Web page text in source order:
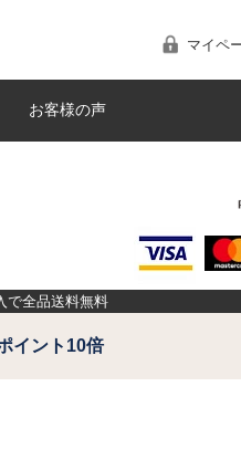
マイペ
お客様の声
で全品送料無料
イント10倍